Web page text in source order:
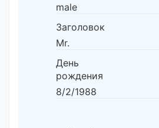
male
Заголовок
Mr.
День
рождения
8/2/1988